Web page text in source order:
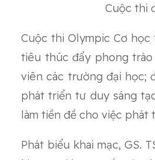
Cuộc thi
Cuộc thi Olympic Cơ
tiêu thúc đẩy phong
viên các trường đại học;
phát triển tư duy sáng
làm tiền đề cho việc
Phát biểu khai mạc, GS.